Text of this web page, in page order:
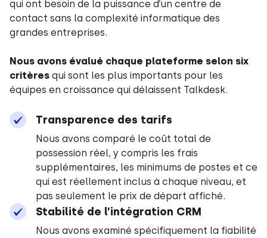
qui ont besoin de la puissance d’un centre de
contact sans la complexité informatique des
grandes entreprises.
Nous avons évalué chaque plateforme selon six
critères qui sont les plus importants pour les
équipes en croissance qui délaissent Talkdesk.
Transparence des tarifs
Nous avons comparé le coût total de
possession réel, y compris les frais
supplémentaires, les minimums de postes et ce
qui est réellement inclus à chaque niveau, et
pas seulement le prix de départ affiché.
Stabilité de l’intégration CRM
Nous avons examiné spécifiquement la fiabilité